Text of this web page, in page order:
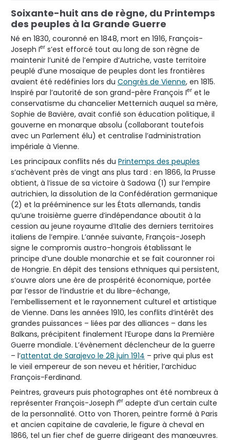
Soixante-huit ans de règne, du Printemps
des peuples à la Grande Guerre
Né en 1830, couronné en 1848, mort en 1916, François-
Joseph Ier s’est efforcé tout au long de son règne de
maintenir l’unité de l’empire d’Autriche, vaste territoire
peuplé d’une mosaïque de peuples dont les frontières
avaient été redéfinies lors du Congrès de Vienne, en 1815.
Inspiré par l’autorité de son grand-père François Ier et le
conservatisme du chancelier Metternich auquel sa mère,
Sophie de Bavière, avait confié son éducation politique, il
gouverne en monarque absolu (collaborant toutefois
avec un Parlement élu) et centralise l’administration
impériale à Vienne.
Les principaux conflits nés du Printemps des peuples
s’achèvent près de vingt ans plus tard : en 1866, la Prusse
obtient, à l’issue de sa victoire à Sadowa (1) sur l’empire
autrichien, la dissolution de la Confédération germanique
(2) et la prééminence sur les États allemands, tandis
qu’une troisième guerre d’indépendance aboutit à la
cession au jeune royaume d’Italie des derniers territoires
italiens de l’empire. L’année suivante, François-Joseph
signe le compromis austro-hongrois établissant le
principe d’une double monarchie et se fait couronner roi
de Hongrie. En dépit des tensions ethniques qui persistent,
s’ouvre alors une ère de prospérité économique, portée
par l’essor de l’industrie et du libre-échange,
l’embellissement et le rayonnement culturel et artistique
de Vienne. Dans les années 1910, les conflits d’intérêt des
grandes puissances – liées par des alliances – dans les
Balkans, précipitent finalement l’Europe dans la Première
Guerre mondiale. L’évènement déclencheur de la guerre
– l’attentat de Sarajevo le 28 juin 1914 – prive qui plus est
le vieil empereur de son neveu et héritier, l’archiduc
François-Ferdinand.
Peintres, graveurs puis photographes ont été nombreux à
représenter François-Joseph Ier adepte d’un certain culte
de la personnalité. Otto von Thoren, peintre formé à Paris
et ancien capitaine de cavalerie, le figure à cheval en
1866, tel un fier chef de guerre dirigeant des manœuvres.